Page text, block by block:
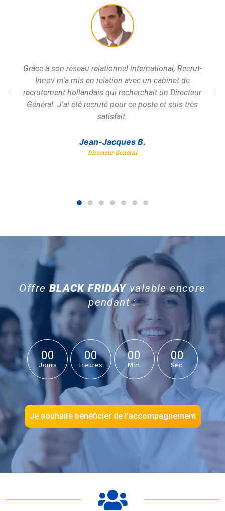
Grâce à son réseau relationnel international, Recrut-
Innov m'a mis en relation avec un cabinet de
recrutement hollandais qui recherchait un Directeur
Général. J'ai été recruté pour ce poste et suis très
satisfait.
Jean-Jacques B.
Directeur Général
Offre BLACK FRIDAY valable encore
pendant :
00
Jours
00
Heures
00
Min.
00
Sec.
Je souhaite bénéficier de l'accompagnement